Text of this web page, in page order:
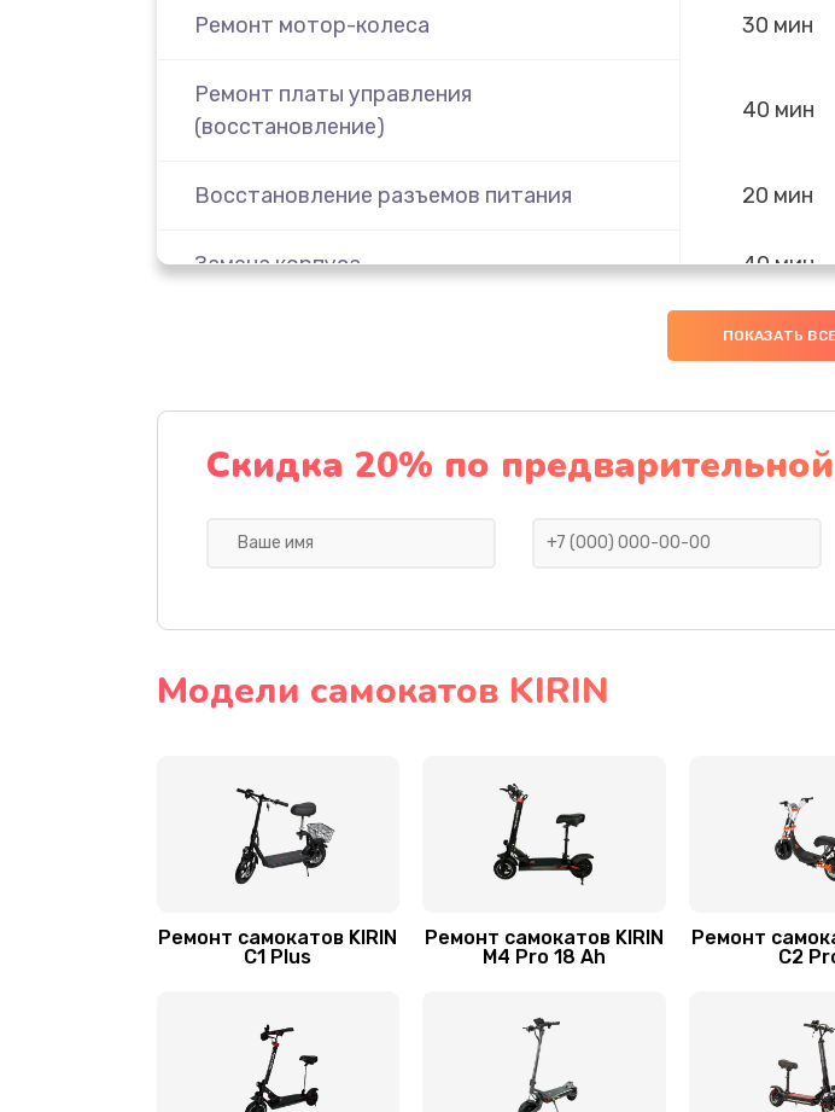
Ремонт мотор-колеса 30 мин
Ремонт платы управления
(восстановление)
40 мин
Восстановление разъемов питания 20 мин
Замена корпуса 40 мин
20 мин
Замена элемента освещения 50 мин
Замена амортизаторов
Замена камеры 40 мин
Апгрейд самоката KIRIN
Гидроизоляция 50 мин
Замена подсветки 30 мин
ПОКАЗАТЬ
Скидка 20% по
Модели самокатов KIRIN
Ремонт самокатов KIRIN
C1 Plus
Ремонт самокатов KIRIN
M4 Pro 18 Ah
Ремонт
C2